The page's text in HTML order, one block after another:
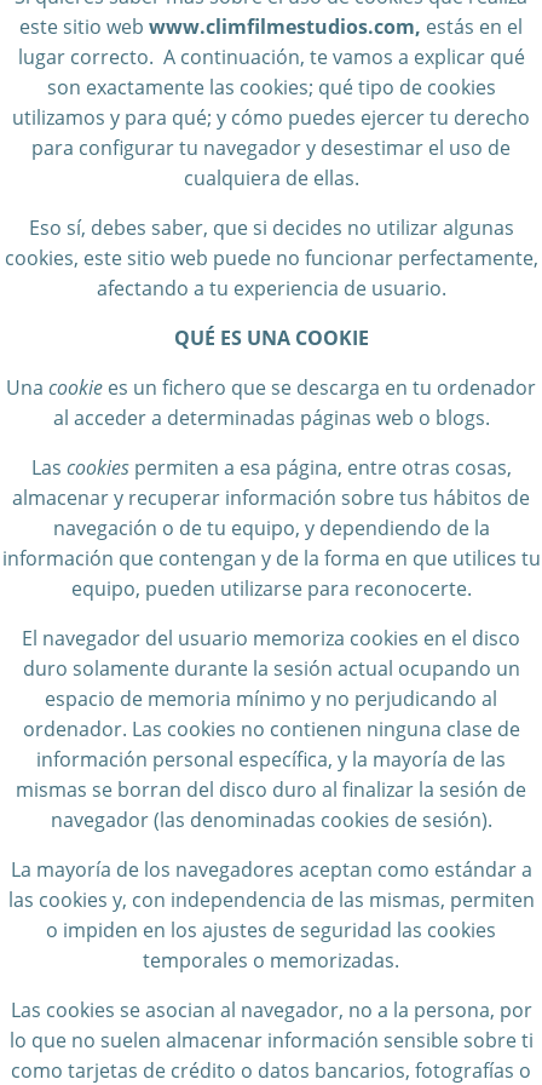
este sitio web www.climfilmestudios.com, estás en el
lugar correcto. A continuación, te vamos a explicar qué
son exactamente las cookies; qué tipo de cookies
utilizamos y para qué; y cómo puedes ejercer tu derecho
para configurar tu navegador y desestimar el uso de
cualquiera de ellas.
Eso sí, debes saber, que si decides no utilizar algunas
cookies, este sitio web puede no funcionar perfectamente,
afectando a tu experiencia de usuario.
QUÉ ES UNA COOKIE
Una cookie es un fichero que se descarga en tu ordenador
al acceder a determinadas páginas web o blogs.
Las cookiespermiten a esa página, entre otras cosas,
almacenar y recuperar información sobre tus hábitos de
navegación o de tu equipo, y dependiendo de la
información que contengan y de la forma en que utilices tu
equipo, pueden utilizarse para reconocerte.
El navegador del usuario memoriza cookies en el disco
duro solamente durante la sesión actual ocupando un
espacio de memoria mínimo y no perjudicando al
ordenador. Las cookies no contienen ninguna clase de
información personal específica, y la mayoría de las
mismas se borran del disco duro al finalizar la sesión de
navegador (las denominadas cookies de sesión).
La mayoría de los navegadores aceptan como estándar a
las cookies y, con independencia de las mismas, permiten
o impiden en los ajustes de seguridad las cookies
temporales o memorizadas.
Las cookies se asocian al navegador, no a la persona, por
lo que no suelen almacenar información sensible sobre ti
como tarjetas de crédito o datos bancarios, fotografías o